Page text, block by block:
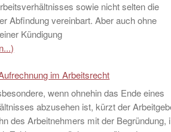
sowie nicht selten die
Abfindung vereinbart. Aber auch ohne
Kündigung
im Arbeitsrecht
wenn ohnehin das Ende eines
abzusehen ist, kürzt der
des Arbeitnehmers mit der Begründung,